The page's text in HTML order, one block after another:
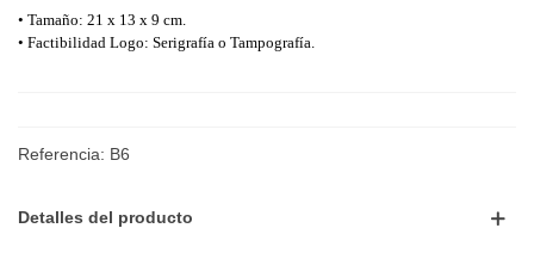
• Tamaño: 21 x 13 x 9 cm.
• Factibilidad Logo: Serigrafía o Tampografía.
Referencia: B6
Detalles del producto